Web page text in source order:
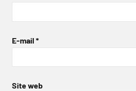
E-mail *
Site web